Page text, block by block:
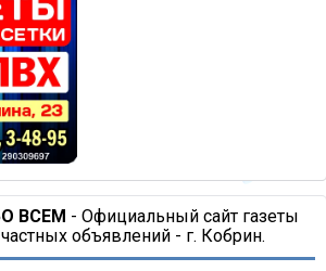
ВСЕМ - Официальный сайт газеты
объявлений - г. Кобрин.